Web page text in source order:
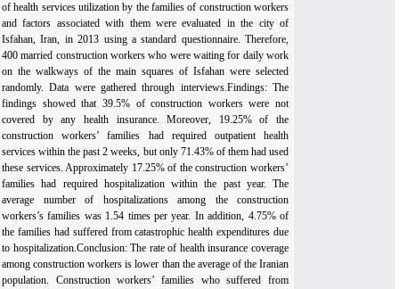
of health services utilization by the families of construction workers‎
and factors associated with them were evaluated in the city of
Isfahan, Iran, in 2013 using a standard questionnaire. Therefore,
400 married construction workers who were waiting for daily work
on the walkways of the main squares of Isfahan were selected
randomly. Data were gathered through interviews.Findings: The
findings showed that 39.5% of construction workers were not
covered by any health insurance. Moreover, 19.25% of the
construction workers’ families had required outpatient health
services within the past 2 weeks, but only 71.43% of them had used
these services. Approximately 17.25% of the construction workers’
families had required hospitalization within the past year. The
average number of hospitalizations among the construction
workers‎’s families was 1.54 times per year. In addition, 4.75% of
the families had suffered from catastrophic health expenditures due
to hospitalization.Conclusion: The rate of health insurance coverage
among construction workers ‎is lower than the average of the Iranian
population. Construction workers’ ‎families who suffered from